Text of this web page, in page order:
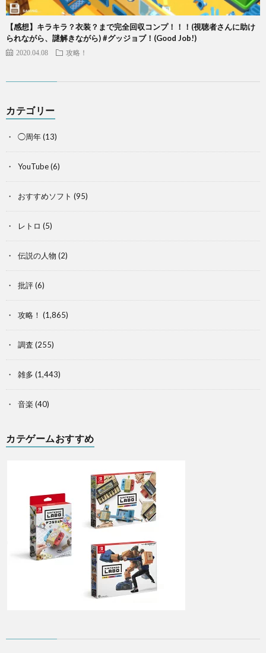
【感想】キラキラ？衣装？まで完全回収コンプ！！！(視聴者さんに助け
られながら、謎解きながら) #グッジョブ！(Good Job!)
2020.04.08 攻略！
カテゴリー
◯周年(13)
YouTube(6)
おすすめソフト (95)
レトロ (5)
伝説の人物 (2)
批評(6)
攻略！ (1,865)
調査 (255)
雑多 (1,443)
音楽 (40)
カテゲームおすすめ